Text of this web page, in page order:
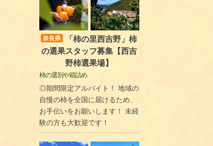
奈良県
「柿の里西吉野」柿
の選果スタッフ募集【西吉
野柿選果場】
柿の選別や箱詰め
◎期間限定アルバイト！ 地域の
自慢の柿を全国に届けるため、
お手伝いをお願いします！ 未経
験の方も大歓迎です！